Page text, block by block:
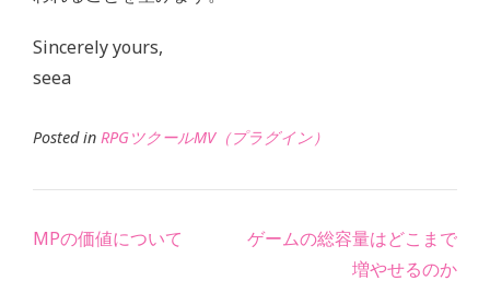
Sincerely yours,
seea
Posted in RPGツクールMV（プラグイン）
Post
MPの価値について
ゲームの総容量はどこまで
増やせるのか